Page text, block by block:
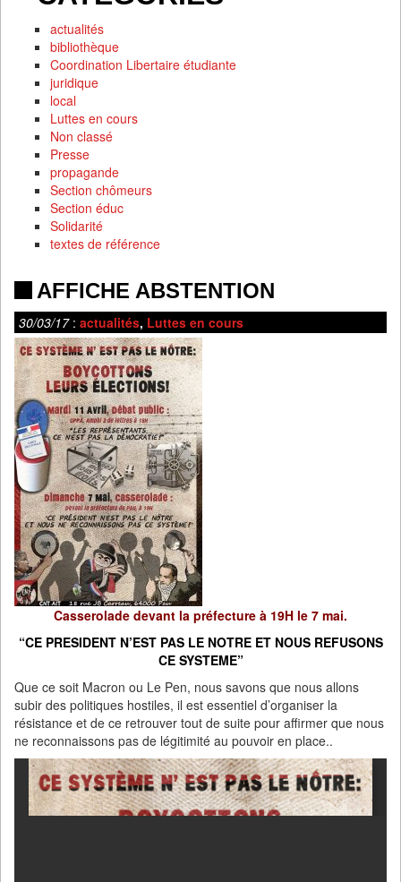
actualités
bibliothèque
Coordination Libertaire étudiante
juridique
local
Luttes en cours
Non classé
Presse
propagande
Section chômeurs
Section éduc
Solidarité
textes de référence
AFFICHE ABSTENTION
30/03/17: actualités, Luttes en cours
Casserolade devant la préfecture à 19H le 7 mai.
“CE PRESIDENT N’EST PAS LE NOTRE ET NOUS REFUSONS
CE SYSTEME”
Que ce soit Macron ou Le Pen, nous savons que nous allons
subir des politiques hostiles, il est essentiel d’organiser la
résistance et de ce retrouver tout de suite pour affirmer que nous
ne reconnaissons pas de légitimité au pouvoir en place..